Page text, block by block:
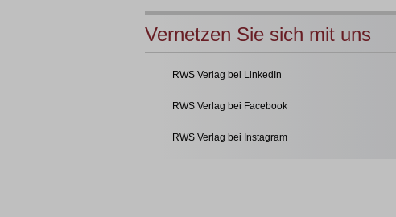
Vernetzen Sie sich mit uns
RWS Verlag bei LinkedIn
RWS Verlag bei Facebook
RWS Verlag bei Instagram